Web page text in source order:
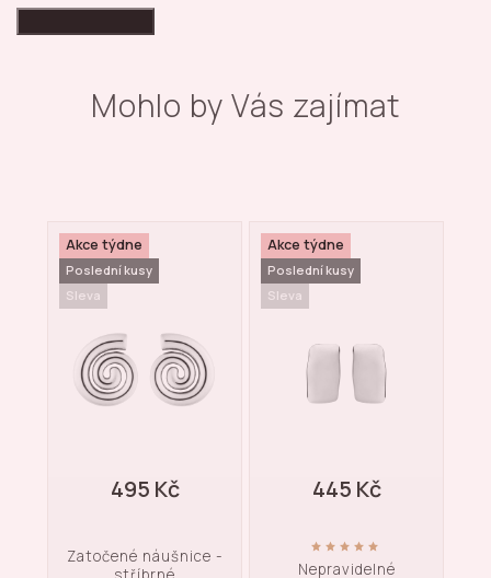
Mohlo by Vás zajímat
Akce týdne
Poslední kusy
Sleva
Zatočené náušnice -
495 Kč
Akce týdne
Poslední kusy
Sleva
Nepravidelné
445 Kč